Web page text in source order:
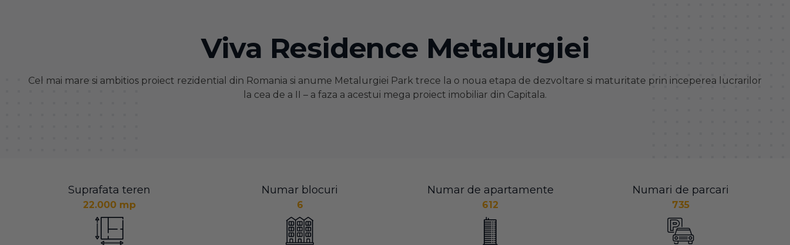
Viva Residence Metalurgiei
Cel mai mare si ambitios proiect rezidential din Romania si anume Metalurgiei Park trece la o noua etapa de dezvoltare si maturitate prin inceperea lucrarilor
la cea de a II – a faza a acestui mega proiect imobiliar din Capitala.
Suprafata teren
22.000 mp
Numar blocuri
6
Numar de apartamente
612
Numari de parcari
735